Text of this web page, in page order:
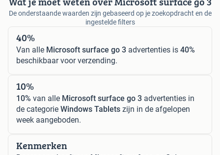
De onderstaande waarden zijn gebaseerd op je zoekopdracht en de
ingestelde filters
40%
Van alle Microsoft surface go 3 advertenties is 40%
beschikbaar voor verzending.
10%
10% van alle Microsoft surface go 3 advertenties in
de categorie Windows Tablets zijn in de afgelopen
week aangeboden.
Kenmerken